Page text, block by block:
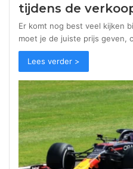
tijdens de
Er komt nog best veel kijken
moet je de juiste prijs geven,
Lees verder >